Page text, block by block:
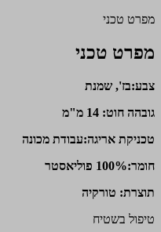
מפרט טכני
מפרט טכני
צבע:בז', שמנת
גובהה חוט: 14 מ"מ
טכניקת אריגה:עבודת מכונה
חומר:100% פוליאסטר
תוצרת: טורקיה
טיפול בשטיח